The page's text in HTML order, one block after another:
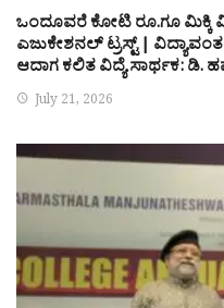
ಒಂದೂವರೆ ಕೋಟಿ ರೂ.ಗೂ ಮಿಕ್ಕಿ
ಎಜುಕೇಶನಲ್ ಟ್ರಸ್ಟ್ |
ಆದಾಗ ಕಲಿತ ವಿದ್ಯೆ ಸಾರ್ಥಕ: ಡಿ.
July 21, 2026